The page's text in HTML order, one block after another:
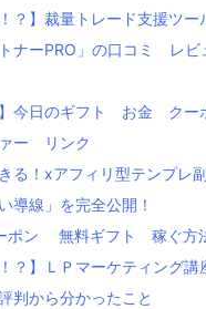
！？】裁量トレード支援ツー
ナーPRO」の口コミ レビ
】今日のギフト お金 ク
ー リンク
る！xアフィリ型テンプレ
導線」を完全公開！
ポン 無料ギフト 稼ぐ方
！？】ＬＰマーケティング
判から分かったこと